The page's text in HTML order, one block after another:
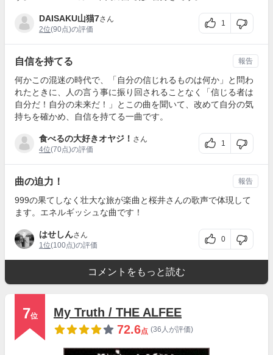
DAISAKU山猫7さん
2位(90点)の評価
1
自信を持てる
何かこの混迷の時代で、「自分の信じれるものは何か」と問わ
れたときに、人の言う事に振り回されることなく「信じる者は
自分だ！自分の未来だ！」とこの曲を聞いて、改めて自分の気
持ちを確かめ、自信を持てる一曲です。
食べるの大好きオヤジ！ さん
4位(70点)の評価
1
報告
曲の迫力！
999の果てしなく壮大な旅が楽曲と桜井さんの歌声で体現して
ます。エネルギッシュな曲です！
はせしんさん
1位(100点)の評価
0
報告
コメントをもっと読む
7位
My Truth / THE ALFEE
72.6点 (36人が評価)